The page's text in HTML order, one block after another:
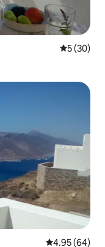
レビュー
5 (30)
レビュー64
4.95 (64)